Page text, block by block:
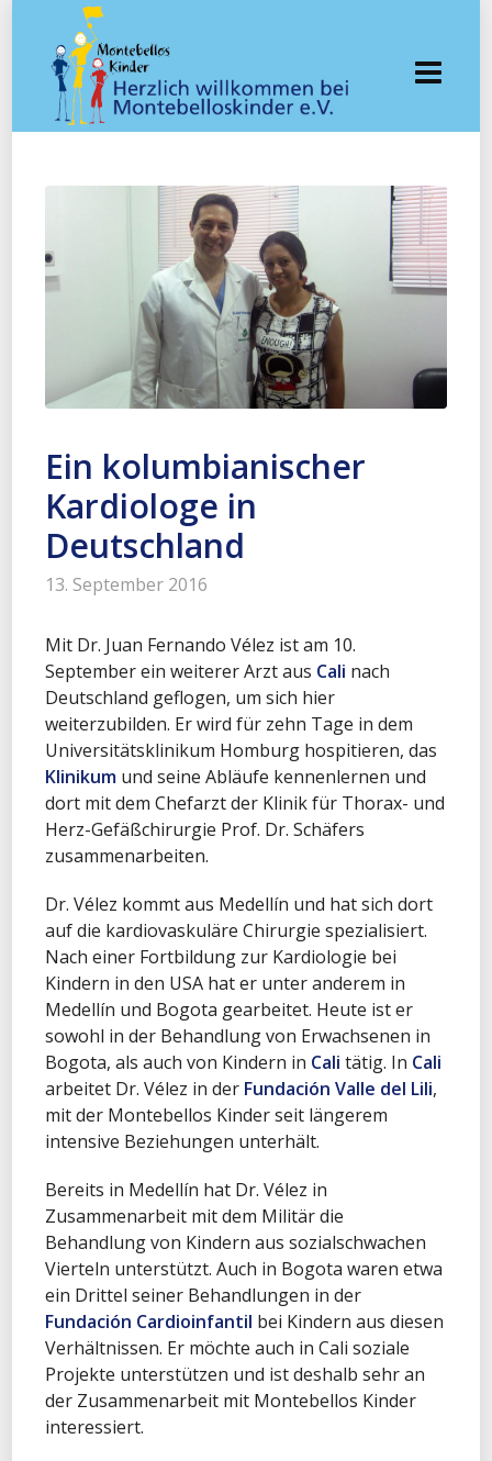
Ein kolumbianischer
Kardiologe in
Deutschland
13. September 2016
Mit Dr. Juan Fernando Vélez ist am 10.
September ein weiterer Arzt aus Cali nach
Deutschland geflogen, um sich hier
weiterzubilden. Er wird für zehn Tage in dem
Universitätsklinikum Homburg hospitieren, das
Klinikum und seine Abläufe kennenlernen und
dort mit dem Chefarzt der Klinik für Thorax- und
Herz-Gefäßchirurgie Prof. Dr. Schäfers
zusammenarbeiten.
Dr. Vélez kommt aus Medellín und hat sich dort
auf die kardiovaskuläre Chirurgie spezialisiert.
Nach einer Fortbildung zur Kardiologie bei
Kindern in den USA hat er unter anderem in
Medellín und Bogota gearbeitet. Heute ist er
sowohl in der Behandlung von Erwachsenen in
Bogota, als auch von Kindern in Cali tätig. In Cali
arbeitet Dr. Vélez in der Fundación Valle del Lili,
mit der Montebellos Kinder seit längerem
intensive Beziehungen unterhält.
Bereits in Medellín hat Dr. Vélez in
Zusammenarbeit mit dem Militär die
Behandlung von Kindern aus sozialschwachen
Vierteln unterstützt. Auch in Bogota waren etwa
ein Drittel seiner Behandlungen in der
Fundación Cardioinfantil bei Kindern aus diesen
Verhältnissen. Er möchte auch in Cali soziale
Projekte unterstützen und ist deshalb sehr an
der Zusammenarbeit mit Montebellos Kinder
interessiert.